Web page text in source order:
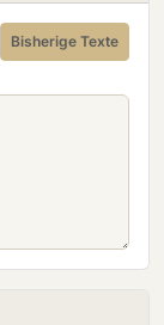
Bisherige Texte